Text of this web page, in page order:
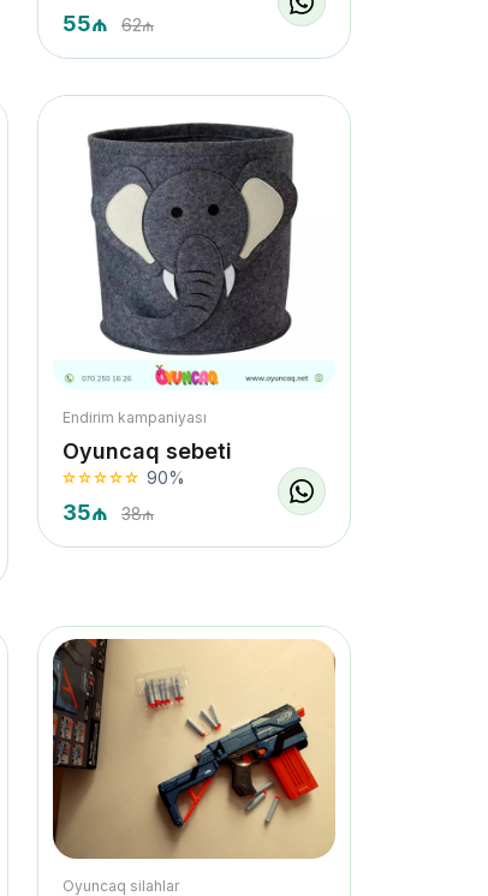
55₼ 62₼
Endirim kampaniyası
Oyuncaq sebeti
90%
35₼ 38₼
Oyuncaq silahlar